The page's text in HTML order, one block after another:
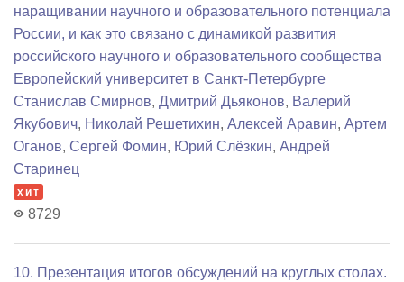
наращивании научного и образовательного потенциала
России, и как это связано с динамикой развития
российского научного и образовательного сообщества
Европейский университет в Санкт-Петербурге
Станислав Смирнов, Дмитрий Дьяконов, Валерий
Якубович, Николай Решетихин, Алексей Аравин, Артем
Оганов, Сергей Фомин, Юрий Слёзкин, Андрей
Старинец
хит
8729
10. Презентация итогов обсуждений на круглых столах.